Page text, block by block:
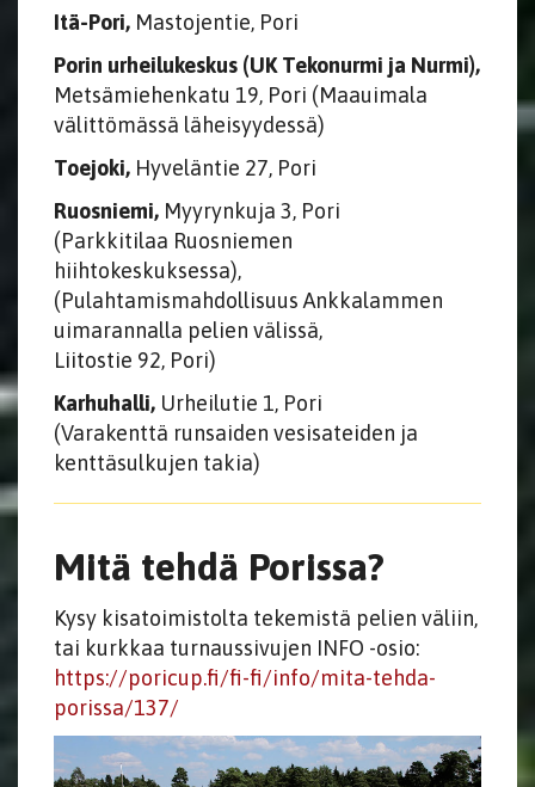
Itä-Pori, Mastojentie, Pori
Porin urheilukeskus (UK Tekonurmi ja Nurmi),
Metsämiehenkatu 19, Pori (Maauimala
välittömässä läheisyydessä)
Toejoki, Hyveläntie 27, Pori
Ruosniemi, Myyrynkuja 3, Pori
(Parkkitilaa Ruosniemen
hiihtokeskuksessa),
(Pulahtamismahdollisuus Ankkalammen
uimarannalla pelien välissä,
Liitostie 92, Pori)
Karhuhalli, Urheilutie 1, Pori
(Varakenttä runsaiden vesisateiden ja
kenttäsulkujen takia)
Mitä tehdä Porissa?
Kysy kisatoimistolta tekemistä pelien väliin,
tai kurkkaa turnaussivujen INFO -osio:
https://poricup.fi/fi-fi/info/mita-tehda-
porissa/137/